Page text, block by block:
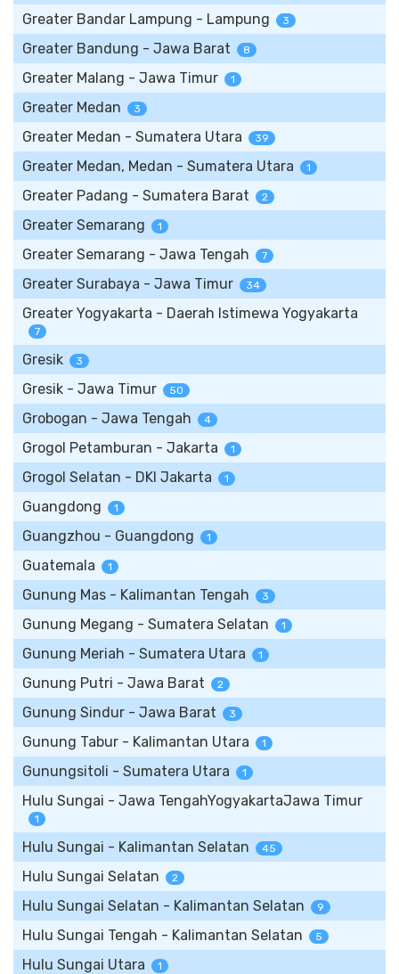
Greater Bandar Lampung - Lampung 3
Greater Bandung - Jawa Barat 8
Greater Malang - Jawa Timur 1
Greater Medan 3
Greater Medan - Sumatera Utara 39
Greater Medan, Medan - Sumatera Utara 1
Greater Padang - Sumatera Barat 2
Greater Semarang 1
Greater Semarang - Jawa Tengah 7
Greater Surabaya - Jawa Timur 34
Greater Yogyakarta - Daerah Istimewa Yogyakarta
7
Gresik 3
Gresik - Jawa Timur 50
Grobogan - Jawa Tengah 4
Grogol Petamburan - Jakarta 1
Grogol Selatan - DKI Jakarta 1
Guangdong 1
Guangzhou - Guangdong 1
Guatemala 1
Gunung Mas - Kalimantan Tengah 3
Gunung Megang - Sumatera Selatan 1
Gunung Meriah - Sumatera Utara 1
Gunung Putri - Jawa Barat 2
Gunung Sindur - Jawa Barat 3
Gunung Tabur - Kalimantan Utara 1
Gunungsitoli - Sumatera Utara 1
Hulu Sungai - Jawa TengahYogyakartaJawa Timur
1
Hulu Sungai - Kalimantan Selatan 45
Hulu Sungai Selatan 2
Hulu Sungai Selatan - Kalimantan Selatan 9
Hulu Sungai Tengah - Kalimantan Selatan 5
Hulu Sungai Utara 1